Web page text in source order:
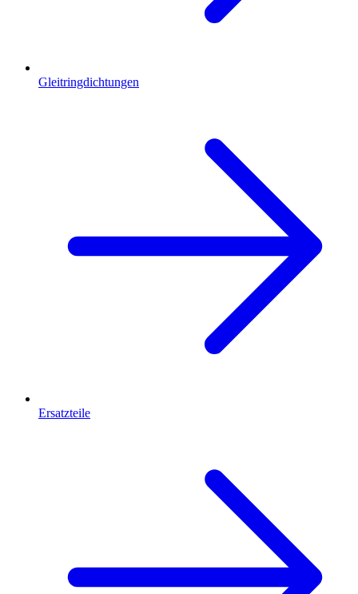
Gleitringdichtungen
Ersatzteile